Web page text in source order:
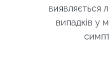
виявляється
випадків у